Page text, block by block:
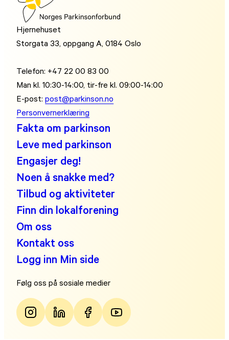
Hjernehuset
Storgata 33, oppgang A, 0184 Oslo
Telefon: +47 22 00 83 00
Man kl. 10:30-14:00, tir-fre kl. 09:00-14:00
E-post:post@parkinson.no
Personvernerklæring
Fakta om parkinson
Leve med parkinson
Engasjer deg!
Noen å snakke med?
Tilbud og aktiviteter
Finn din lokalforening
Om oss
Kontakt oss
Logg inn Min side
Følg oss på sosiale medier